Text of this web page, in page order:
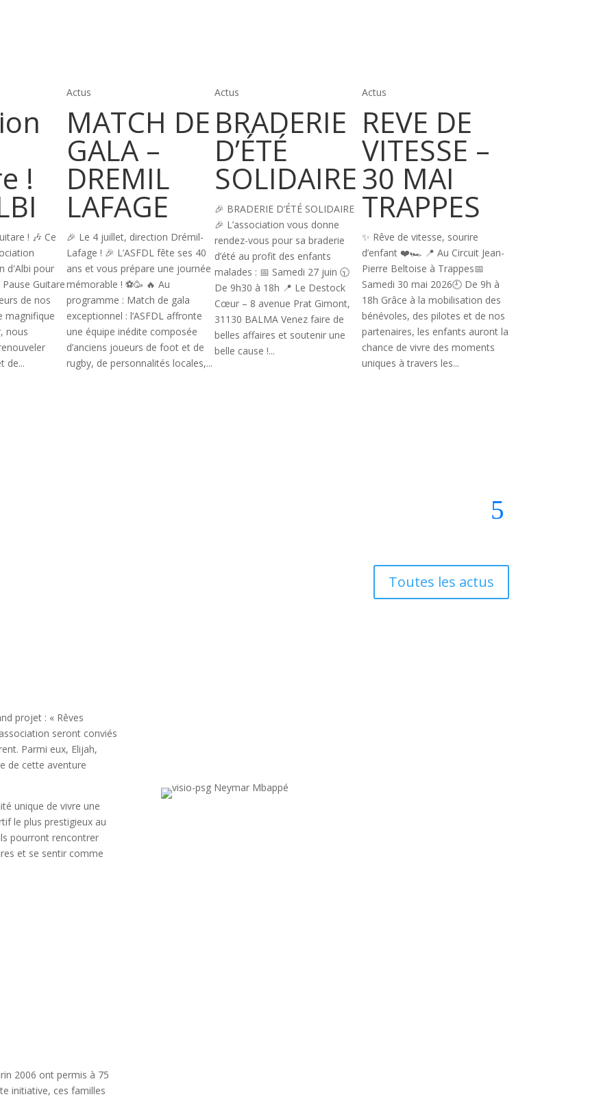
!
! 🎶 Ce
d'Albi pour
Guitare
de nos
magnifique
nous
de...
Actus
MATCH DE
GALA –
DREMIL
LAFAGE
🎉 Le 4 juillet, direction Drémil-
Lafage ! 🎉 L’ASFDL fête ses 40
ans et vous prépare une journée
mémorable ! ⚽🥳 🔥 Au
programme : Match de gala
exceptionnel : l’ASFDL affronte
une équipe inédite composée
d’anciens joueurs de foot et de
rugby, de personnalités locales,...
Actus
BRADERIE
D’ÉTÉ
SOLIDAIRE
🎉 BRADERIE D’ÉTÉ SOLIDAIRE
🎉 L’association vous donne
rendez-vous pour sa braderie
d’été au profit des enfants
malades : 📅 Samedi 27 juin 🕤
De 9h30 à 18h 📍 Le Destock
Cœur – 8 avenue Prat Gimont,
31130 BALMA Venez faire de
belles affaires et soutenir une
belle cause !...
Actus
REVE DE
VITESSE –
30 MAI
TRAPPES
✨ Rêve de vitesse, sourire
d’enfant ❤️🏎️ 📍 Au Circuit Jean-
Pierre Beltoise à Trappes📅
Samedi 30 mai 2026🕘 De 9h à
18h Grâce à la mobilisation des
bénévoles, des pilotes et de nos
partenaires, les enfants auront la
chance de vivre des moments
uniques à travers les...
Toutes les actus
projet : « Rêves
seront conviés
Parmi eux, Elijah,
de cette aventure
unique de vivre une
le plus prestigieux au
pourront rencontrer
et se sentir comme
2006 ont permis à 75
initiative, ces familles